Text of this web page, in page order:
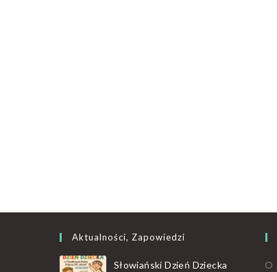
Aktualności, Zapowiedzi
Słowiański Dzień Dziecka